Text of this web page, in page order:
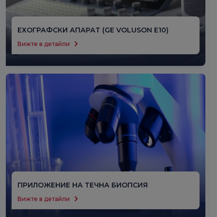
ЕХОГРАФСКИ АПАРАТ (GE VOLUSON E10)
Voluson E10 е ултразвуков апарат, оборудван с
модерна технология за изображения.
Вижте в детайли
ПРИЛОЖЕНИЕ НА ТЕЧНА БИОПСИЯ
Този метод, който е по-малко болезнен и рискован
от традиционните биопсии, определя генетичния
профил на тумора и помага да се наблюдава хода
Вижте в детайли